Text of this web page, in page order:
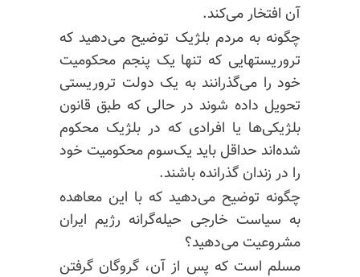
آن افتخار می‌کند.
چگونه به مردم بلژیک توضیح می‌دهید که
تروریستهایی که تنها یک پنجم محکومیت
خود را می‌گذرانند به یک دولت تروریستی
تحویل داده شوند در حالی که طبق قانون
بلژیکی‌ها یا افرادی که در بلژیک محکوم
شده‌اند حداقل باید یک‌سوم محکومیت خود
را در زندان گذرانده باشند.
چگونه توضیح می‌دهید که با این معاهده
به سیاست خارجی حیله‌گرانه رژیم ایران
مشروعیت می‌دهید؟
مسلم است که پس از آن، گروگان گرفتن